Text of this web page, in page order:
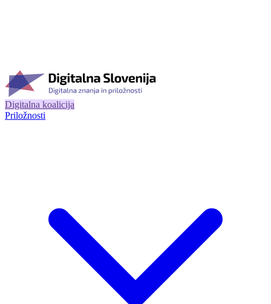
Digitalna koalicija
Priložnosti